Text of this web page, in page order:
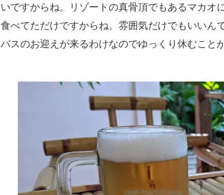
いですからね。リゾートの真骨頂でもあるマカオ
食べてただけですからね。雰囲気だけでもいいん
バスのお迎えが来るわけなのでゆっくり休むこと